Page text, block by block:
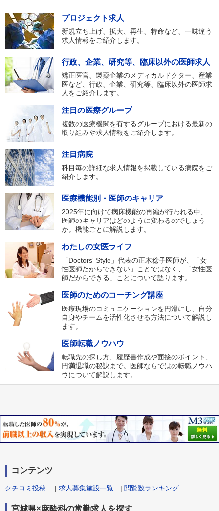
プロジェクト求人
新規立ち上げ、拡大、再生、特命など、一味違う
求人情報をご紹介します。
行政、企業、研究等、臨床以外の医師求人
矯正医官、製薬企業のメディカルドクター、産業
医など、行政、企業、研究等、臨床以外の医師求
人をご紹介します。
注目の医療グループ
複数の医療機関を有するグループにおける最新の
取り組みや求人情報をご紹介します。
注目病院
科目毎の詳細な求人情報を掲載している病院をご
紹介します。
医療機能別・医師のキャリア
2025年に向けて病床機能の再編が行われる中、
医師のキャリアはどのように変わるのでしょう
か。機能ごとに解説します。
わたしの女医ライフ
「Doctors‘ Style」代表の正木稔子医師が、「女
性医師だからできない」ことではなく、「女性医
師だからできる」ことについて語ります。
医師のためのコーチング講座
医療現場のコミュニケーションを円滑にし、自分
自身やチームを活性化させる方法について解説し
ます。
医師転職ノウハウ
転職先の探し方、履歴書作成や面接のポイント、
円満退職の秘訣まで。医師ならではの転職ノウハ
ウについて解説します。
コンテンツ
クチコミ投稿 | 求人募集施設一覧 | 閲覧数ランキング
宮城県×麻酔科の常勤求人を探す